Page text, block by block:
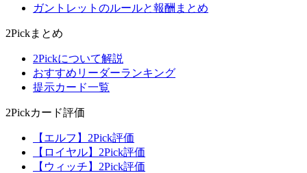
ガントレットのルールと報酬まとめ
2Pickまとめ
2Pickについて解説
おすすめリーダーランキング
提示カード一覧
2Pickカード評価
【エルフ】2Pick評価
【ロイヤル】2Pick評価
【ウィッチ】2Pick評価